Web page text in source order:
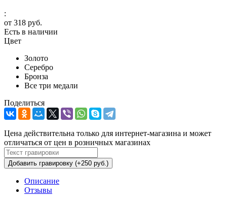
:
от 318 руб.
Есть в наличии
Цвет
Золото
Серебро
Бронза
Все три медали
Поделиться
Цена действительна только для интернет-магазина и может
отличаться от цен в розничных магазинах
Добавить гравировку (+250 руб.)
Описание
Отзывы